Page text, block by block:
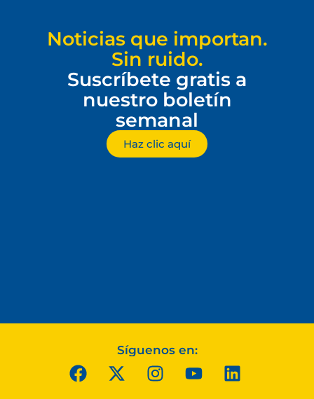
Noticias que importan.
Sin ruido.
Suscríbete gratis a
nuestro boletín
semanal
Haz clic aquí
Síguenos en: